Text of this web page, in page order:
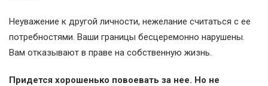
Неуважение к другой личности, нежелание считаться с ее
потребностями. Ваши границы бесцеремонно нарушены.
Вам отказывают в праве на собственную жизнь.
Придется хорошенько повоевать за нее. Но не